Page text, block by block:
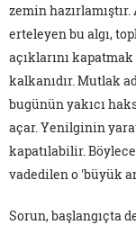
zemin
erteleyen bu algı,
açıklarını
kalkanıdır. Mutlak
bugünün yakıcı
açar. Yenilginin
kapatılabilir.
vadedilen o 'büyük
Sorun, başlangıçta